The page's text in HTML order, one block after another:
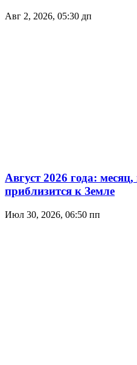
Авг 2, 2026, 05:30 дп
Август 2026 года:
приблизится к Земле
Июл 30, 2026, 06:50 пп